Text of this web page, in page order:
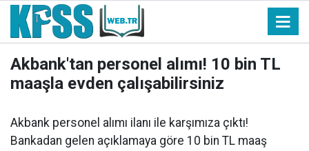
Akbank'tan personel alımı! 10 bin TL
maaşla evden çalışabilirsiniz
Akbank personel alımı ilanı ile karşımıza çıktı!
Bankadan gelen açıklamaya göre 10 bin TL maaş